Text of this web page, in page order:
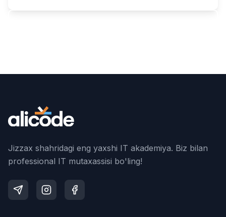
Jizzax shahridagi eng yaxshi IT akademiya. Biz bilan
professional IT mutaxassisi bo'ling!